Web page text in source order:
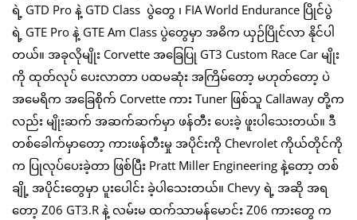
ရဲ့ GTD Pro နဲ့ GTD Class ပွဲတွေ ၊ FIA World Endurance ပြိုင်ပွဲ
ရဲ့ GTE Pro နဲ့ GTE Am Class ပွဲတွေမှာ အဓိက ယှဉ်ပြိုင်လာ နိုင်ပါ
တယ်။ အခုလိုမျိုး Corvette အခြေပြု GT3 Custom Race Car မျိုး
ကို ထုတ်လုပ် ပေးလာတာ ပထမဆုံး အကြိမ်တော့ မဟုတ်တော့ ပဲ
အမေရိက အခြေစိုက် Corvette ကား Tuner ဖြစ်သူ Callaway တို့က
လည်း မျိုးဆက် အဆက်ဆက်မှာ ဖန်တီး ပေးခဲ့ ဖူးပါသေးတယ်။ ဒီ
တစ်ခေါက်မှာတော့ ကားဖန်တီးမှု အပိုင်းကို Chevrolet ကိုယ်တိုင်ကို
က ပြုလုပ်ပေးခဲ့တာ ဖြစ်ပြီး Pratt Miller Engineering နဲ့တော့ တစ်
ချို့ အပိုင်းတွေမှာ ပူးပေါင်း ခဲ့ပါသေးတယ်။ Chevy ရဲ့ အဆို အရ
တော့ Z06 GT3.R နဲ့ လမ်းမ ထက်သာမန်မောင်း Z06 ကားတွေ က